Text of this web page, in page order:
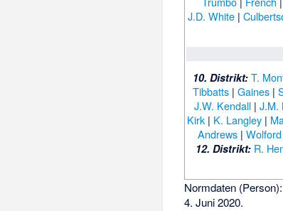
J.D. White |
10. Distrikt: T.
Tibbatts |Gaines |
J.W. Kendall |J.M.
Kirk| K. Langley|
Andrews| Wolford
12. Distrikt: R.
Normdaten (Person):
4. Juni 2020.